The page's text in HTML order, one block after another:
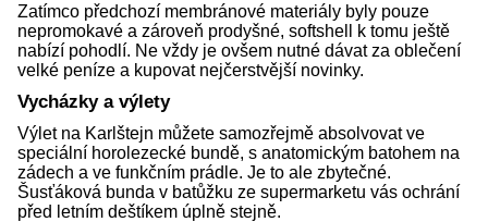
Zatímco předchozí membránové materiály byly pouze
nepromokavé a zároveň prodyšné, softshell k tomu ještě
nabízí pohodlí. Ne vždy je ovšem nutné dávat za oblečení
velké peníze a kupovat nejčerstvější novinky.
Vycházky a výlety
Výlet na Karlštejn můžete samozřejmě absolvovat ve
speciální horolezecké bundě, s anatomickým batohem na
zádech a ve funkčním prádle. Je to ale zbytečné.
Šusťáková bunda v batůžku ze supermarketu vás ochrání
před letním deštíkem úplně stejně.